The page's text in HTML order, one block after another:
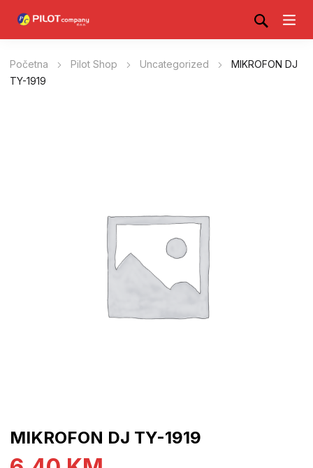
Početna Pilot Shop Uncategorized
MIKROFON DJ
TY-1919
MIKROFON DJ TY-1919